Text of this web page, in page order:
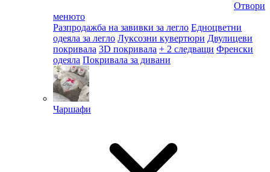
Отвори
менюто
Разпродажба на завивки за легло Едноцветни
одеяла за легло Луксозни кувертюри Двулицеви
покривала 3D покривала + 2 следващи Френски
одеяла Покривала за дивани
Чаршафи